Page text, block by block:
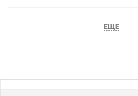
ЕЩЕ